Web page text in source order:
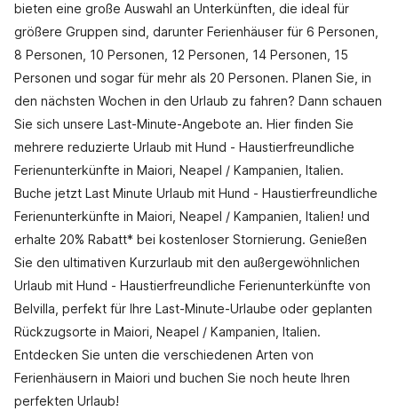
bieten eine große Auswahl an Unterkünften, die ideal für
größere Gruppen sind, darunter Ferienhäuser für 6 Personen,
8 Personen, 10 Personen, 12 Personen, 14 Personen, 15
Personen und sogar für mehr als 20 Personen. Planen Sie, in
den nächsten Wochen in den Urlaub zu fahren? Dann schauen
Sie sich unsere Last-Minute-Angebote an. Hier finden Sie
mehrere reduzierte Urlaub mit Hund - Haustierfreundliche
Ferienunterkünfte in Maiori, Neapel / Kampanien, Italien.
Buche jetzt Last Minute Urlaub mit Hund - Haustierfreundliche
Ferienunterkünfte in Maiori, Neapel / Kampanien, Italien! und
erhalte 20% Rabatt* bei kostenloser Stornierung. Genießen
Sie den ultimativen Kurzurlaub mit den außergewöhnlichen
Urlaub mit Hund - Haustierfreundliche Ferienunterkünfte von
Belvilla, perfekt für Ihre Last-Minute-Urlaube oder geplanten
Rückzugsorte in Maiori, Neapel / Kampanien, Italien.
Entdecken Sie unten die verschiedenen Arten von
Ferienhäusern in Maiori und buchen Sie noch heute Ihren
perfekten Urlaub!